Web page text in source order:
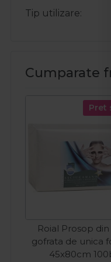
Tip utilizare
Cumparate
Pret
Roial Prosop
gofrata de unica
45x80cm